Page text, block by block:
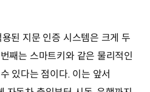
된 지문 인증 시스템은 크게 두
째는 스마트키와 같은 물리적인
있다는 점이다. 이는 앞서